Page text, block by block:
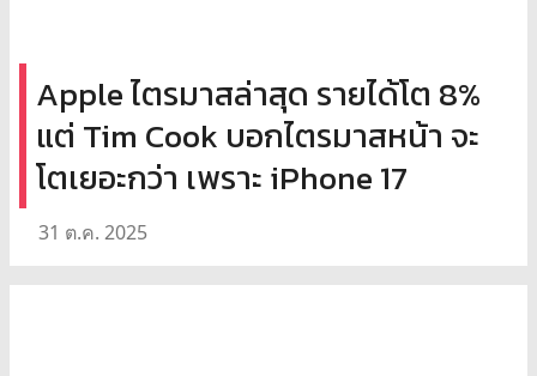
Apple ไตรมาสล่าสุด รายได้โต 8%
แต่ Tim Cook บอกไตรมาสหน้า จะ
โตเยอะกว่า เพราะ iPhone 17
31 ต.ค. 2025